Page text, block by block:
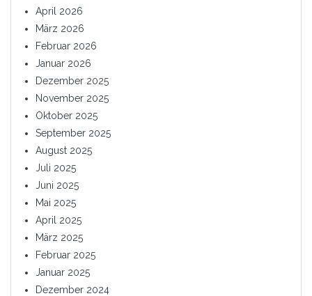
April 2026
März 2026
Februar 2026
Januar 2026
Dezember 2025
November 2025
Oktober 2025
September 2025
August 2025
Juli 2025
Juni 2025
Mai 2025
April 2025
März 2025
Februar 2025
Januar 2025
Dezember 2024